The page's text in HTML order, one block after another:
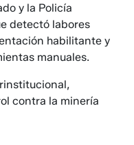
y la Policía
detectó labores
habilitante y
manuales.
contra la minería